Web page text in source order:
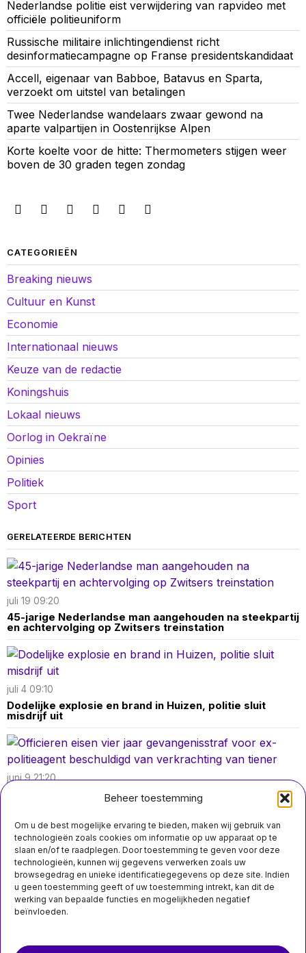
Beheer toestemming
Om u de best mogelijke ervaring te bieden, maken wij gebruik van
technologieën zoals cookies om informatie op uw apparaat op te
slaan en/of te raadplegen. Door toestemming te geven voor deze
technologieën, kunnen wij gegevens verwerken zoals uw
browsegedrag en unieke identificatiegegevens op deze site. Indien
u geen toestemming geeft of uw toestemming intrekt, kan dit de
werking van bepaalde functies en mogelijkheden negatief
beïnvloeden.
Nederlandse politie eist verwijdering van rapvideo met
officiële politieuniform
Russische militaire inlichtingendienst richt
desinformatiecampagne op Franse presidentskandidaat
Accell, eigenaar van Babboe, Batavus en Sparta,
verzoekt om uitstel van betalingen
Twee Nederlandse wandelaars zwaar gewond na
aparte valpartijen in Oostenrijkse Alpen
Korte koelte voor de hitte: Thermometers stijgen weer
boven de 30 graden tegen zondag
CATEGORIEËN
Breaking nieuws
Cultuur en Kunst
Economie
Internationaal nieuws
Keuze van de redactie
Koningshuis
Lokaal nieuws
Oorlog in Oekraïne
Opinies
Politiek
Sport
GERELATEERDE BERICHTEN
juli 19 09:20
45-jarige Nederlandse man aangehouden na steekpartij
en achtervolging op Zwitsers treinstation
juli 4 09:10
Dodelijke explosie en brand in Huizen, politie sluit
misdrijf uit
juni 9 21:20
Officieren eisen vier jaar gevangenisstraf voor ex-
politieagent beschuldigd van verkrachting van tiener
april 26 13:30
Vrouw (45) aangehouden na steekincident in huis in
Veendam; slachtoffer lichtgewond
MIS HET NIET